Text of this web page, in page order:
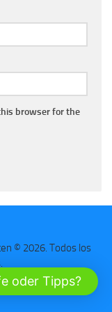
browser for the
© 2026. Todos los
Hueman-Theme
oder Tipps?